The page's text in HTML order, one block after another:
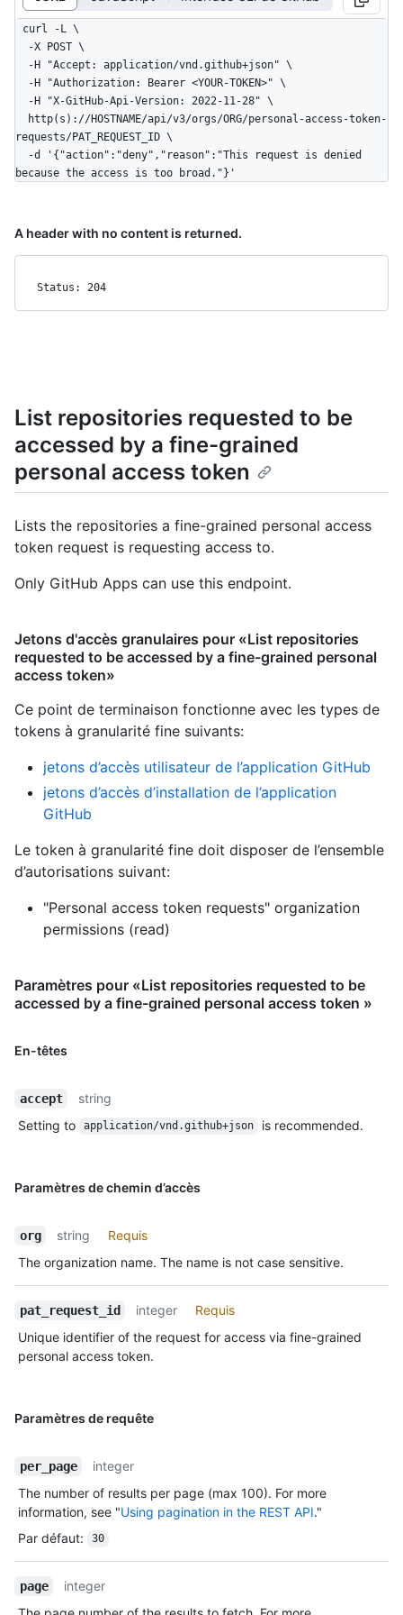
curl -L \
requests/PAT_REQUEST_ID \
because the access is too broad."}'
A header with no content is returned.
Status: 204
List repositories requested to be
accessed by a fine-grained
personal access token
Lists the repositories a fine-grained personal access
token request is requesting access to.
Only GitHub Apps can use this endpoint.
Jetons d'accès granulaires pour «List repositories
requested to be accessed by a fine-grained personal
access token»
Ce point de terminaison fonctionne avec les types de
tokens à granularité fine suivants:
jetons d’accès utilisateur de l’application GitHub
jetons d’accès d’installation de l’application
GitHub
Le token à granularité fine doit disposer de l’ensemble
d’autorisations suivant:
"Personal access token requests" organization
permissions (read)
Paramètres pour «List repositories requested to be
accessed by a fine-grained personal access token »
En-têtes
accept
string
Setting to
application/vnd.github+json is recommended.
Paramètres de chemin d’accès
org string
Requis
The organization name. The name is not case sensitive.
pat_request_id integer
Requis
Unique identifier of the request for access via fine-grained
personal access token.
Paramètres de requête
per_page
integer
The number of results per page (max 100). For more
information, see "Using pagination in the REST API."
Par défaut: 30
page
integer